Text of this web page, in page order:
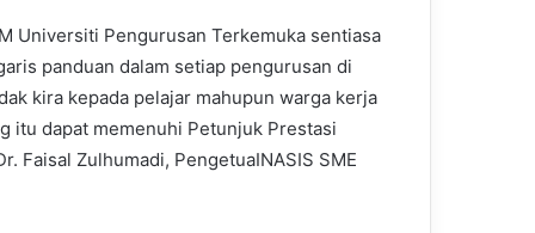
Universiti Pengurusan Terkemuka sentiasa
panduan dalam setiap pengurusan di
kira kepada pelajar mahupun warga kerja
itu dapat memenuhi Petunjuk Prestasi
Faisal Zulhumadi, PengetuaINASIS SME